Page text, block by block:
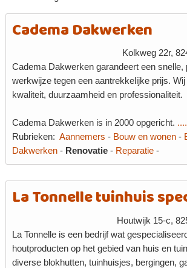
Cadema Dakwerken
Kolkweg 22r,
Cadema Dakwerken garandeert een snelle,
werkwijze tegen een aantrekkelijke prijs.
kwaliteit, duurzaamheid en professionaliteit.
Cadema Dakwerken is in 2000 opgericht.
Rubrieken:Aannemers - Bouw en wonen -
Dakwerken - Renovatie - Reparatie -
La Tonnelle tuinhuis
Houtwijk 15-c,
La Tonnelle is een bedrijf wat
houtproducten op het gebied van huis en
diverse blokhutten, tuinhuisjes, bergingen,